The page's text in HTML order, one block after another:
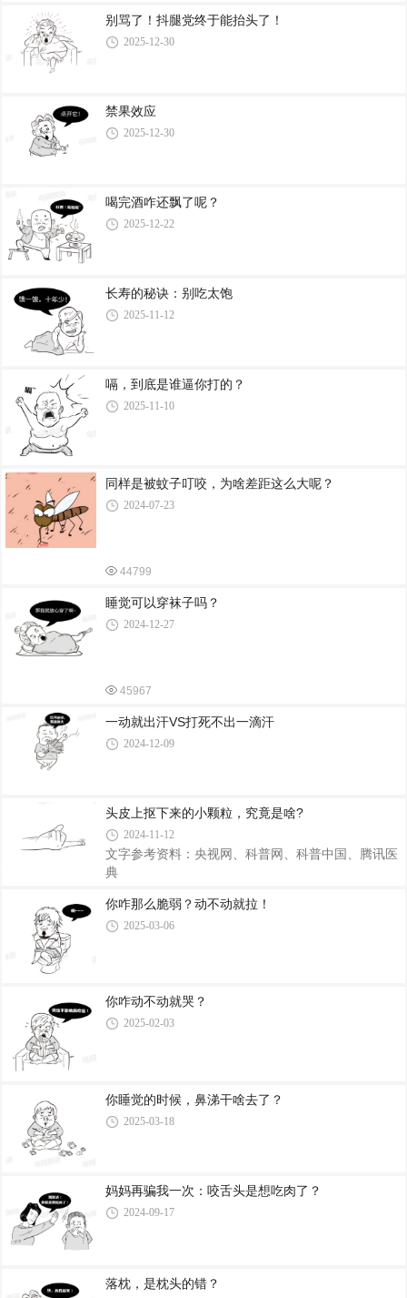
别骂了！抖腿党终于能抬头了！
2025-12-30
禁果效应
2025-12-30
喝完酒咋还飘了呢？
2025-12-22
长寿的秘诀：别吃太饱
2025-11-12
嗝，到底是谁逼你打的？
2025-11-10
同样是被蚊子叮咬，为啥差距这么大呢？
2024-07-23
44799
睡觉可以穿袜子吗？
2024-12-27
45967
一动就出汗VS打死不出一滴汗
2024-12-09
头皮上抠下来的小颗粒，究竟是啥?
2024-11-12
文字参考资料：央视网、科普网、科普中国、腾讯医
典
你咋那么脆弱？动不动就拉！
2025-03-06
你咋动不动就哭？
2025-02-03
你睡觉的时候，鼻涕干啥去了？
2025-03-18
妈妈再骗我一次：咬舌头是想吃肉了？
2024-09-17
落枕，是枕头的错？